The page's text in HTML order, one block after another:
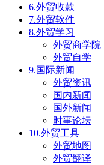
6.外贸收款
7.外贸软件
8.外贸学习
外贸商学院
外贸自学
9.国际新闻
外贸资讯
国内新闻
国外新闻
时事论坛
10.外贸工具
外贸地图
外贸翻译